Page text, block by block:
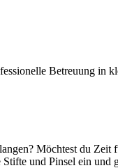
Betreuung in
Möchtest du
und Pinsel ein und